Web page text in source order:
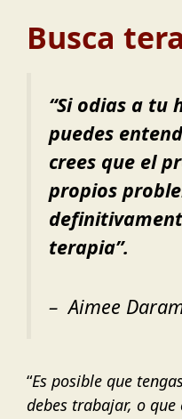
Busca
“Si odias a tu
puedes
crees que el
propios
terapia”.
– Aimee
“Es posible que
debes trabajar, o